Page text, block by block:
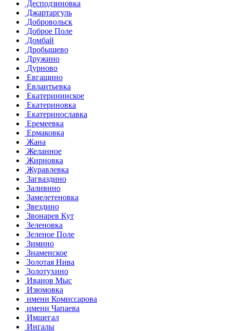
Десподзиновка
Джартаргуль
Добровольск
Доброе Поле
Домбай
Дробышево
Дружино
Дурново
Евгащино
Евлантьевка
Екатерининское
Екатериновка
Екатеринославка
Еремеевка
Ермаковка
Жана
Желанное
Жирновка
Журавлевка
Загваздино
Заливино
Замелетеновка
Звездино
Звонарев Кут
Зеленовка
Зеленое Поле
Зимино
Знаменское
Золотая Нива
Золотухино
Иванов Мыс
Изюмовка
имени Комиссарова
имени Чапаева
Имшегал
Ингалы